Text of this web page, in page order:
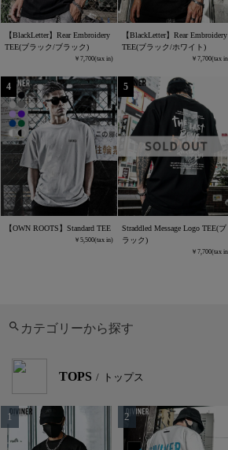
【BlackLetter】Rear Embroidery
TEE(ブラック/ブラック)
7,700
【BlackLetter】Rear Embroidery
TEE(ブラック/ホワイト)
7,700
【OWN ROOTS】Standard TEE
5,500
Straddled Message Logo TEE(ブ
ラック)
7,700
カテゴリーから探す
TOPS トップス